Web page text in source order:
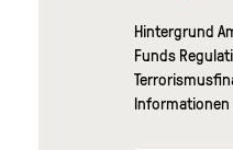
Hintergrund
Funds
Informationen